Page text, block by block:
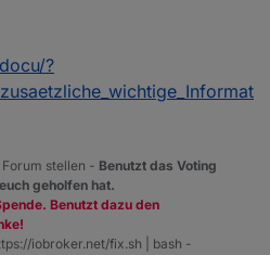
?
stellen - Benutzt das Voting
geholfen hat.
Benutzt dazu den
iobroker.net/fix.sh | bash -